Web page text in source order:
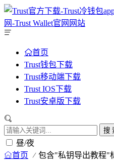
首页
Trust钱包下载
Trust移动端下载
Trust IOS下载
Trust安卓版下载
搜
昼/夜
首页 包含"私钥导出教程"